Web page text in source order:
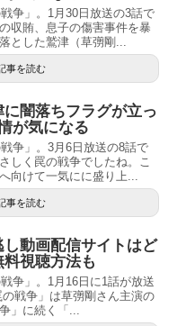
争」。1月30日放送の3話で
収賄、息子の傷害事件を暴
とした鷲津（草彅剛...
事を読む
に闇落ちフラグが立っ
が気になる
争」。3月6日放送の8話で
しく罠の戦争でしたね。こ
向けて一気にに盛り上...
事を読む
し動画配信サイトはど
視聴方法も
争」。1月16日に1話が放送
戦争」は草彅剛さん主演の
」に続く「...